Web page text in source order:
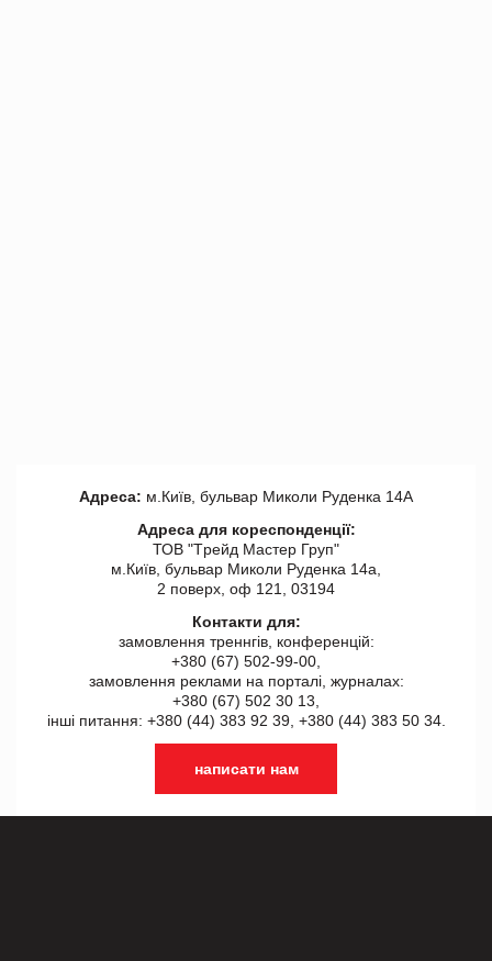
Адреса: м.Київ, бульвар Миколи Руденка 14А
Адреса для кореспонденції:
ТОВ "Tрейд Мастер Груп"
м.Київ, бульвар Миколи Руденка 14а,
2 поверх, оф 121, 03194
Контакти для:
замовлення треннгів, конференцій:
+380 (67) 502-99-00,
замовлення реклами на порталі, журналах:
+380 (67) 502 30 13,
інші питання: +380 (44) 383 92 39, +380 (44) 383 50 34.
написати нам